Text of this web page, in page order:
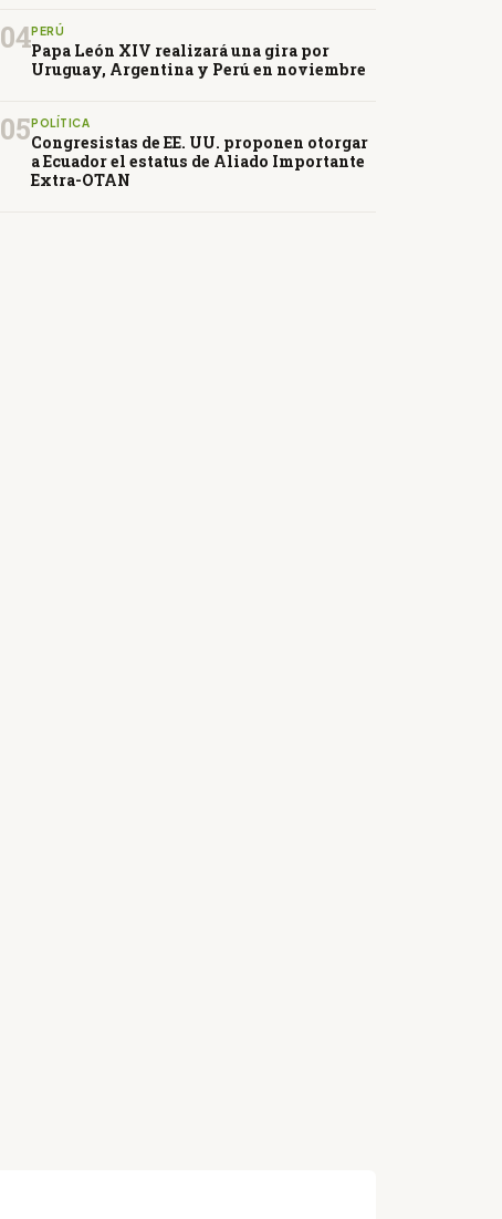
04PERÚ
Papa León XIV realizará una gira por
Uruguay, Argentina y Perú en noviembre
05 POLÍTICA
Congresistas de EE. UU. proponen otorgar
a Ecuador el estatus de Aliado Importante
Extra-OTAN